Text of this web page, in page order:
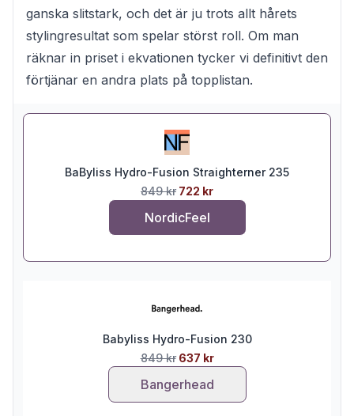
ganska slitstark, och det är ju trots allt hårets
stylingresultat som spelar störst roll. Om man
räknar in priset i ekvationen tycker vi definitivt den
förtjänar en andra plats på topplistan.
BaByliss Hydro-Fusion Straighterner 235
849 kr 722 kr
NordicFeel
Babyliss Hydro-Fusion 230
849 kr 637 kr
Bangerhead